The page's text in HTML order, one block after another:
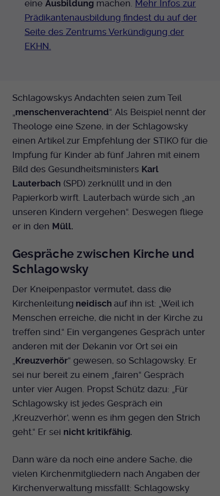
eine Ausbildung machen. Mehr Infos zur
Prädikantenausbildung findest du auf der
Seite des Zentrums Verkündigung der
EKHN.
Schlagowskys Andachten seien zum Teil
„menschenverachtend“. Als Beispiel nennt der
Theologe eine Szene, in der Schlagowsky
einen Artikel zur Empfehlung der STIKO für die
Impfung für Kinder ab fünf Jahren mit einem
Bild des Gesundheitsministers Karl
Lauterbach (SPD) zerknüllt und in den
Papierkorb wirft. Lauterbach würde sich „an
unseren Kindern vergehen“. Deswegen fliege
er in den Müll.
Gespräche zwischen Kirche und
Schlagowsky
Der Kneipenpastor vermutet, dass die
Kirchenleitung neidisch auf ihn ist: „Weil ich
Menschen erreiche, die nicht in der Kirche zu
treffen sind.“ Ein vergangenes Gespräch unter
anderen mit der Dekanin vor Ort sei ein
Kreuzverhör“ gewesen, so Schlagowsky. Er
sei nur bereit zu einem „fairen“ Gespräch
unter vier Augen. Propst Schütz dazu: „Für
Schlagowsky ist jedes Gespräch ein
‚Kreuzverhör‘, wenn es ihm gegen den Strich
geht.“ Er sei nicht kritikfähig.
Dann wäre da noch eine andere Sache, die
vielen Kirchenmitgliedern nach Angaben der
Kirchenverwaltung missfällt: Schlagowsky